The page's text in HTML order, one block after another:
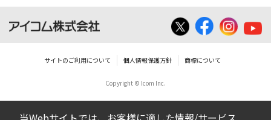
サイトのご利用について 個人情報保護方針 商標について
Copyright © Icom Inc.